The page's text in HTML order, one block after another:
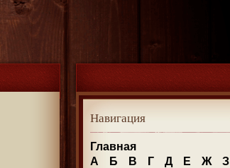
Навигация
Главная
А
Б В Г Д Е Ж
З